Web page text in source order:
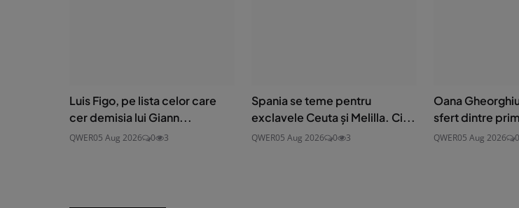
Luis Figo, pe lista celor care
cer demisia lui Giann...
QWER05 Aug 2026 0 3
Spania se teme pentru
exclavele Ceuta și Melilla. Ci...
QWER05 Aug 2026 0 3
Oana
sfert dintre
QWER05 Aug 2026 0